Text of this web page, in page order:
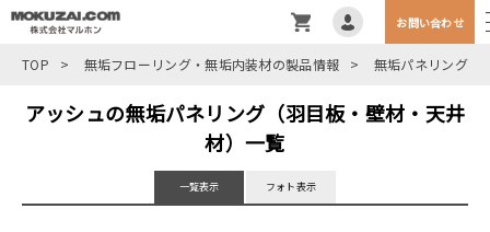
お問い合わせ
TOP > 無垢フローリング・無垢内装材の製品情報 > 無垢パネリング
アッシュの無垢パネリング（羽目板・壁材・天井
材）一覧
一覧表示 フォト表示